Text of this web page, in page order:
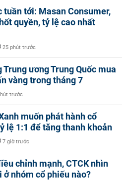
tuần tới: Masan Consumer,
quyền, tỷ lệ cao nhất
25 phút trước
Trung ương Trung Quốc mua
vàng trong tháng 7
trước
muốn phát hành cổ
lệ 1:1 để tăng thanh khoản
7 giờ trước
chỉnh mạnh, CTCK nhìn
ở nhóm cổ phiếu nào?